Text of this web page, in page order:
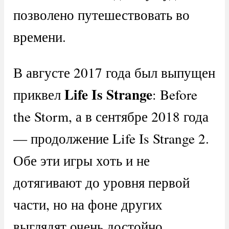
позволено путешествовать во
времени.
В августе 2017 года был выпущен
приквелLife Is Strange: Before
the Storm, а в сентябре 2018 года
— продолжение Life Is Strange 2.
Обе эти игры хоть и не
дотягивают до уровня первой
части, но на фоне других